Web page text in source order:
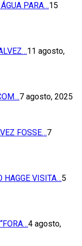
PARA…15
11 agosto,
7 agosto, 2025
FOSSE…7
HAGGE VISITA…5
4 agosto,